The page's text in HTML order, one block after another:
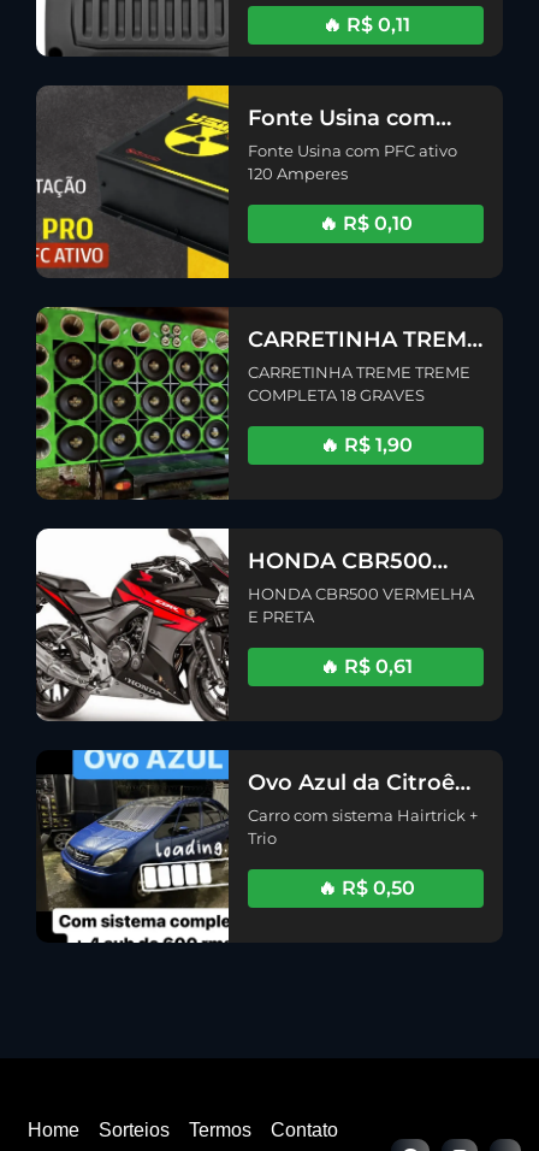
🔥 R$ 0,11
Fonte Usina com
PFC ativo 120
Amperes
Fonte Usina com PFC ativo
120 Amperes
🔥 R$ 0,10
CARRETINHA TREME
TREME COMPLETA
18 GRAVES
CARRETINHA TREME TREME
COMPLETA 18 GRAVES
🔥 R$ 1,90
HONDA CBR500
VERMELHA E PRETA
HONDA CBR500 VERMELHA
E PRETA
🔥 R$ 0,61
Ovo Azul da Citroên
TRIO HAIRTICK
Carro com sistema Hairtrick +
Trio
🔥 R$ 0,50
Home Sorteios Termos Contato